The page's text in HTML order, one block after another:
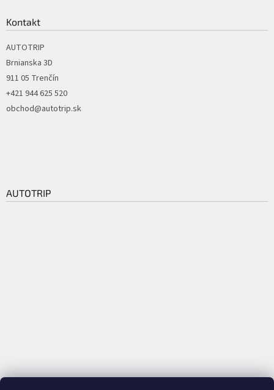
Kontakt
AUTOTRIP
Brnianska 3D
911 05 Trenčín
+421 944 625 520
obchod@autotrip.sk
AUTOTRIP